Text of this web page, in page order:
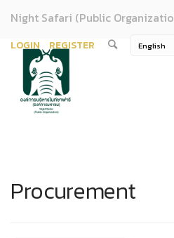
Night Safari (Public
LOGIN REGISTER
Procurement